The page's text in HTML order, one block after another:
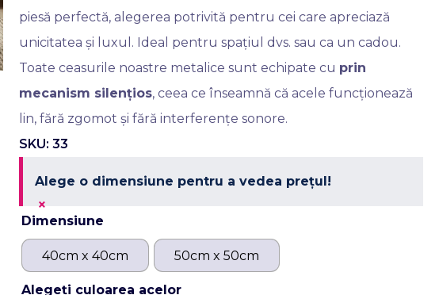
piesă perfectă, alegerea potrivită pentru cei care apreciază
unicitatea și luxul. Ideal pentru spațiul dvs. sau ca un cadou.
Toate ceasurile noastre metalice sunt echipate cu prin
mecanism silențios, ceea ce înseamnă că acele funcționează
lin, fără zgomot și fără interferențe sonore.
SKU: 33
Alege o dimensiune pentru a vedea prețul!
×
Dimensiune
40cm x 40cm 50cm x 50cm
Alegeți culoarea acelor